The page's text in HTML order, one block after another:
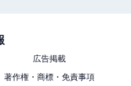
広告掲載
著作権・商標・免責事項